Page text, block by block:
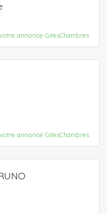
annonce GitesChambres
annonce GitesChambres